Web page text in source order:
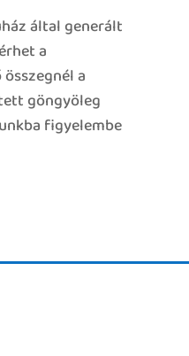
által generált
a
a
göngyöleg
figyelembe